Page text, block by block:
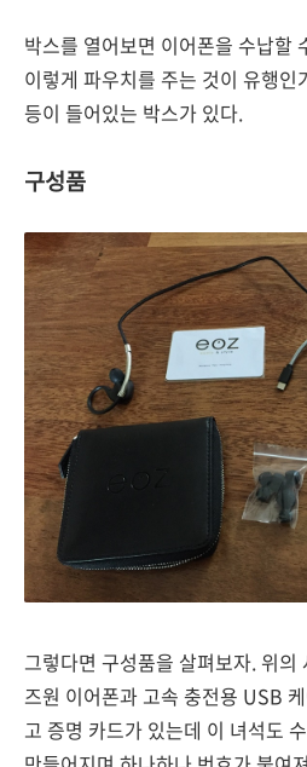
박스를 열어보면 이어폰을 수납할
이렇게 파우치를 주는 것이 유행인
등이 들어있는 박스가 있다.
구성품
그렇다면 구성품을 살펴보자. 위
즈원 이어폰과 고속 충전용 USB
고 증명 카드가 있는데 이 녀석도